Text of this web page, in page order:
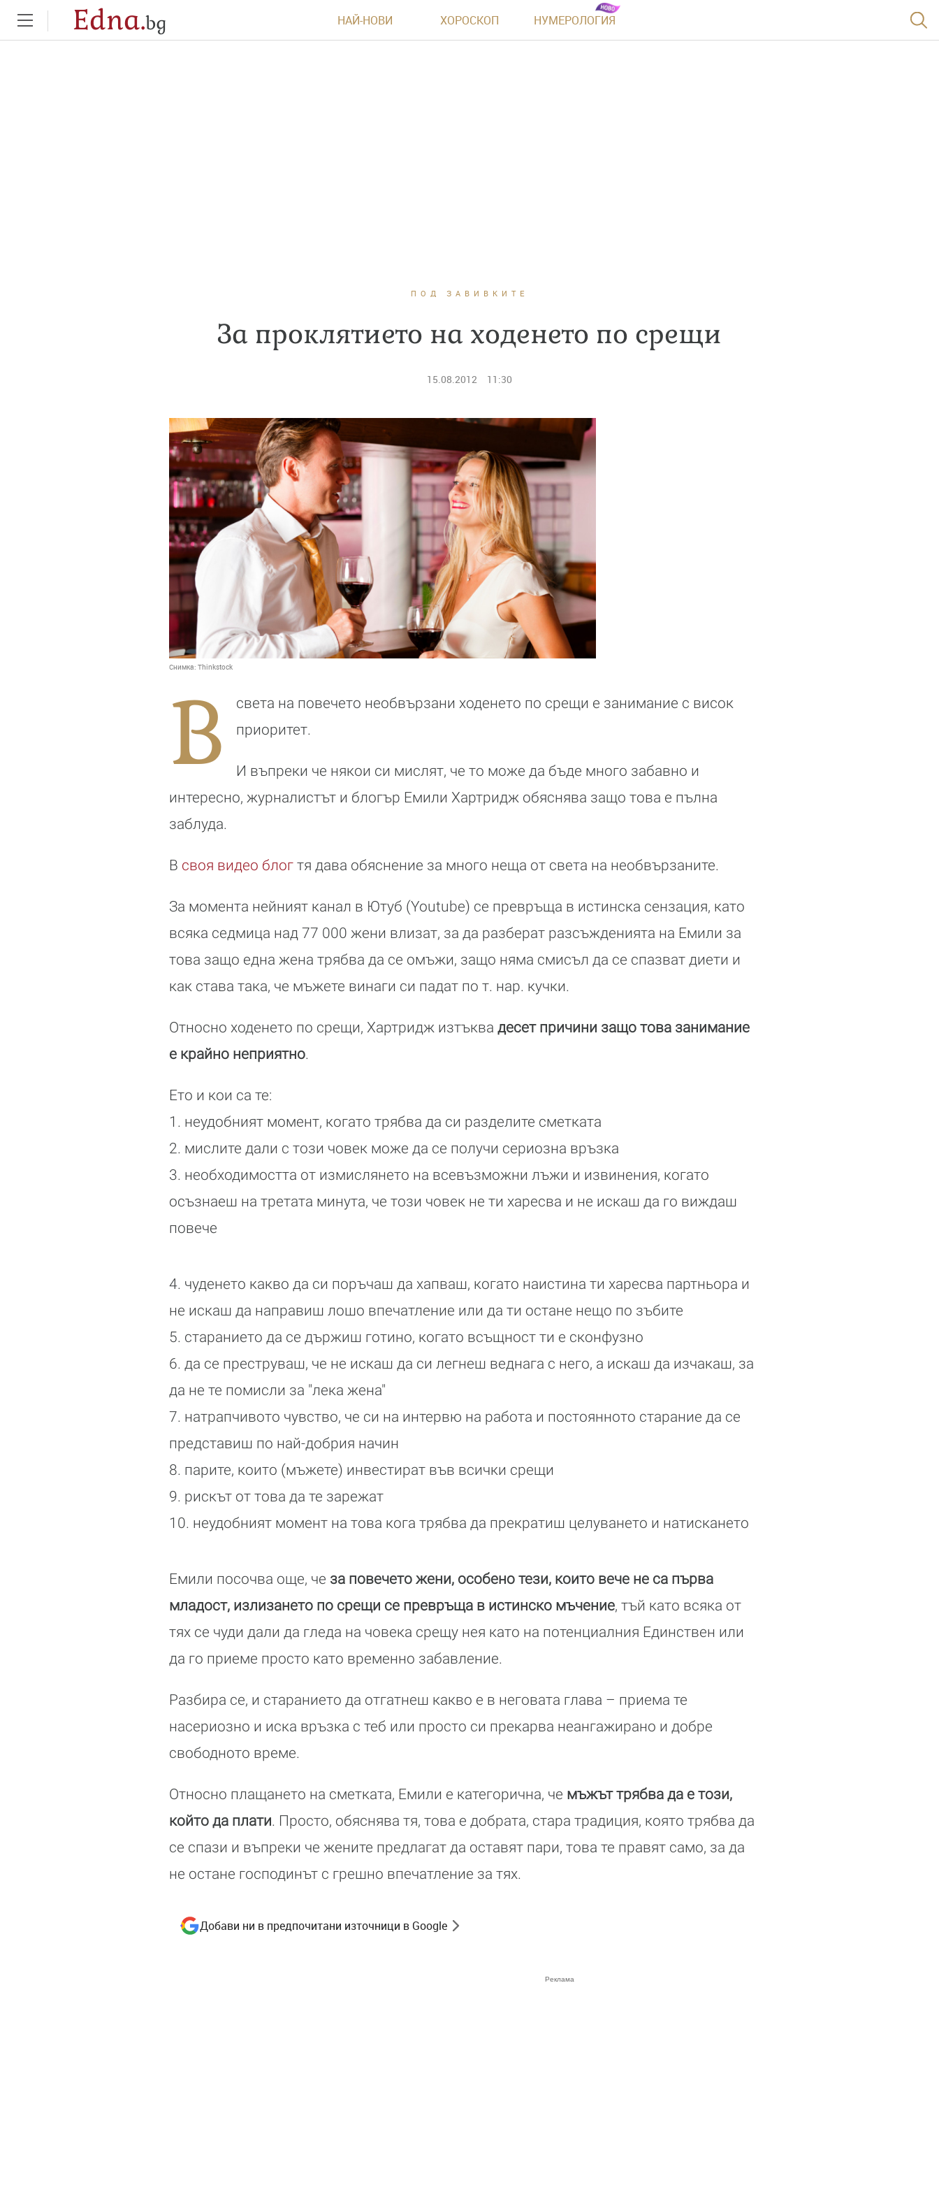
Edna.bg НАЙ-НОВИ ХОРОСКОП НУМЕРОЛОГИЯ
ПОД ЗАВИВКИТЕ
За проклятието на ходенето по срещи
15.08.2012 11:30
Снимка: Thinkstock
В
света на повечето необвързани ходенето по срещи е занимание с висок
приоритет.
И въпреки че някои си мислят, че то може да бъде много забавно и
интересно, журналистът и блогър Емили Хартридж обяснява защо това е пълна
заблуда.
В своя видео блог тя дава обяснение за много неща от света на необвързаните.
За момента нейният канал в Ютуб (Youtube) се превръща в истинска сензация, като
всяка седмица над 77 000 жени влизат, за да разберат разсъжденията на Емили за
това защо една жена трябва да се омъжи, защо няма смисъл да се спазват диети и
как става така, че мъжете винаги си падат по т. нар. кучки.
Относно ходенето по срещи, Хартридж изтъква десет причини защо това занимание
е крайно неприятно.
Ето и кои са те:
1. неудобният момент, когато трябва да си разделите сметката
2. мислите дали с този човек може да се получи сериозна връзка
3. необходимостта от измислянето на всевъзможни лъжи и извинения, когато
осъзнаеш на третата минута, че този човек не ти харесва и не искаш да го виждаш
повече
4. чуденето какво да си поръчаш да хапваш, когато наистина ти харесва партньора и
не искаш да направиш лошо впечатление или да ти остане нещо по зъбите
5. старанието да се държиш готино, когато всъщност ти е сконфузно
6. да се преструваш, че не искаш да си легнеш веднага с него, а искаш да изчакаш, за
да не те помисли за "лека жена"
7. натрапчивото чувство, че си на интервю на работа и постоянното старание да се
представиш по най-добрия начин
8. парите, които (мъжете) инвестират във всички срещи
9. рискът от това да те зарежат
10. неудобният момент на това кога трябва да прекратиш целуването и натискането
Емили посочва още, че за повечето жени, особено тези, които вече не са първа
младост, излизането по срещи се превръща в истинско мъчение, тъй като всяка от
тях се чуди дали да гледа на човека срещу нея като на потенциалния Единствен или
да го приеме просто като временно забавление.
Разбира се, и старанието да отгатнеш какво е в неговата глава – приема те
насериозно и иска връзка с теб или просто си прекарва неангажирано и добре
свободното време.
Относно плащането на сметката, Емили е категорична, че мъжът трябва да е този,
който да плати. Просто, обяснява тя, това е добрата, стара традиция, която трябва да
се спази и въпреки че жените предлагат да оставят пари, това те правят само, за да
не остане господинът с грешно впечатление за тях.
Добави ни в предпочитани източници в Google